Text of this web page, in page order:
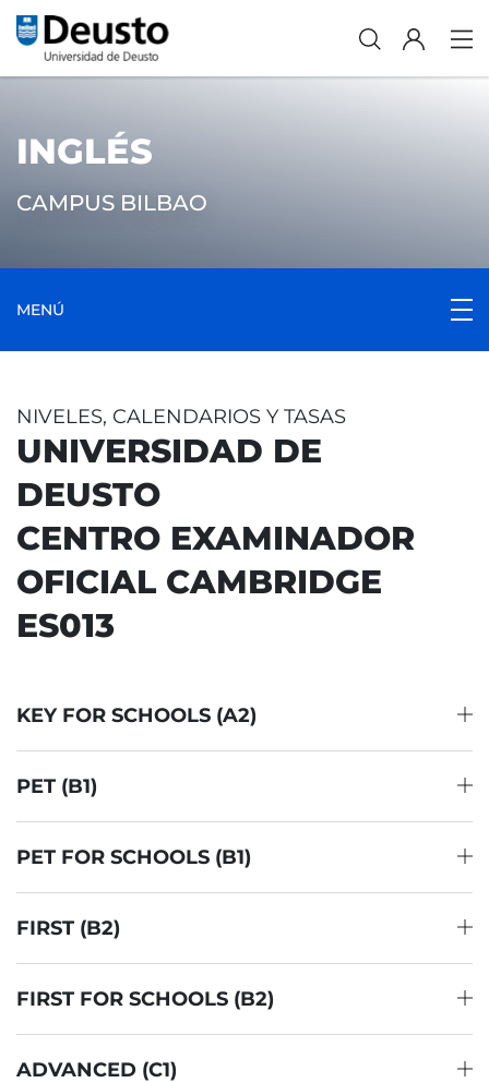
INGLÉS
CAMPUS BILBAO
MENÚ
NIVELES, CALENDARIOS Y TASAS
UNIVERSIDAD DE
DEUSTO
CENTRO EXAMINADOR
OFICIAL CAMBRIDGE
ES013
KEY FOR SCHOOLS (A2)
PET (B1)
PET FOR SCHOOLS (B1)
FIRST (B2)
FIRST FOR SCHOOLS (B2)
ADVANCED (C1)